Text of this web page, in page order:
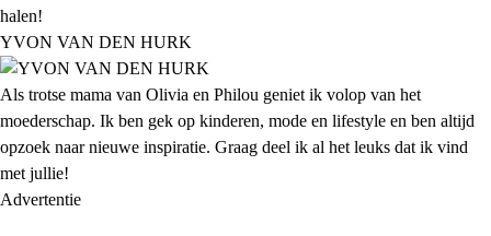
halen!
YVON VAN DEN HURK
Als trotse mama van Olivia en Philou geniet ik volop van het
moederschap. Ik ben gek op kinderen, mode en lifestyle en ben altijd
opzoek naar nieuwe inspiratie. Graag deel ik al het leuks dat ik vind
met jullie!
Advertentie